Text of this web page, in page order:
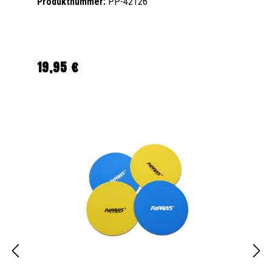
Regulärer Preis:
19,95 €